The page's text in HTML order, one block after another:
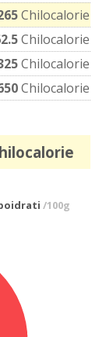
Chilocalorie
Chilocalorie
Chilocalorie
Chilocalorie
/100g